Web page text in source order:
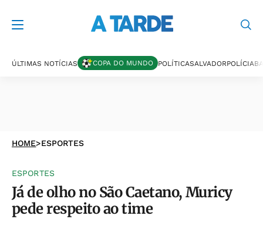
ÚLTIMAS NOTÍCIAS COPA DO MUNDO POLÍTICASALVADORPOLÍCIA
HOME>ESPORTES
ESPORTES
Já de olho no São Caetano, Muricy
pede respeito ao time